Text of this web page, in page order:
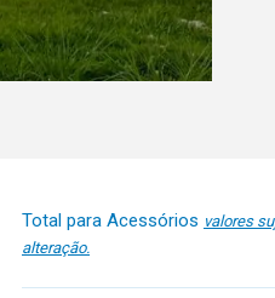
Total para Acessórios valores
alteração.